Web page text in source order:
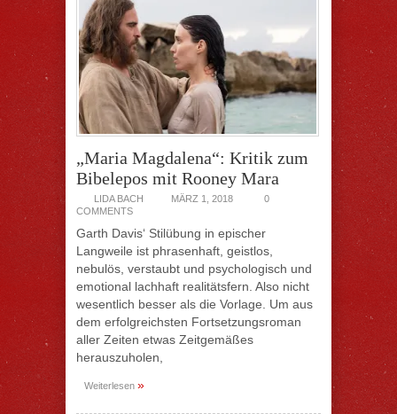
„Maria Magdalena“: Kritik zum
Bibelepos mit Rooney Mara
LIDA BACH MÄRZ 1, 2018
0
COMMENTS
Garth Davis‘ Stilübung in epischer
Langweile ist phrasenhaft, geistlos,
nebulös, verstaubt und psychologisch und
emotional lachhaft realitätsfern. Also nicht
wesentlich besser als die Vorlage. Um aus
dem erfolgreichsten Fortsetzungsroman
aller Zeiten etwas Zeitgemäßes
herauszuholen,
Weiterlesen »